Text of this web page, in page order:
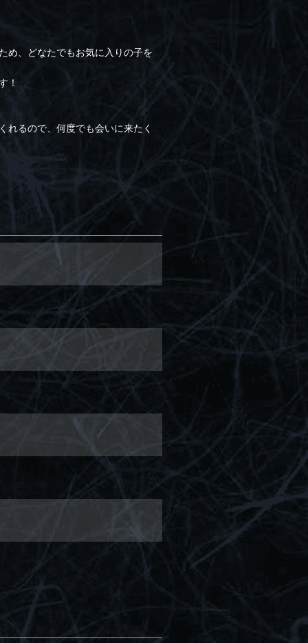
め、どなたでもお気に入りの子を
！
れるので、何度でも会いに来たく